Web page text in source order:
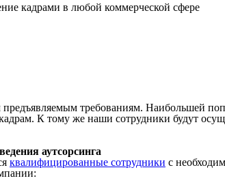
кадрами в любой коммерческой сфере
требованиям. Наибольшей
К тому же наши сотрудники будут
аутсорсинга
квалифицированные сотрудники с